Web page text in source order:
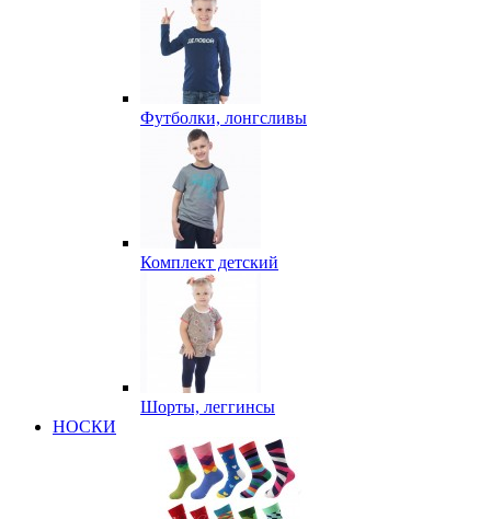
Футболки, лонгсливы
Комплект детский
Шорты, леггинсы
НОСКИ